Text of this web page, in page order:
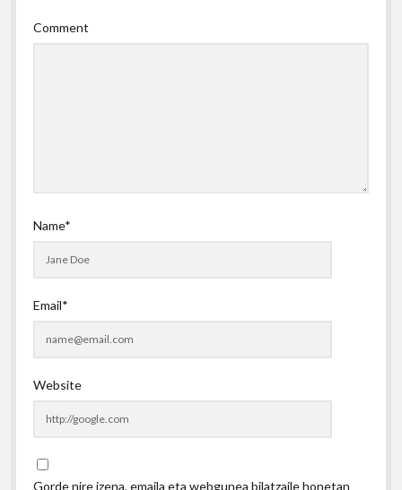
Comment
Name*
Email*
Website
Gorde nire izena, emaila eta webgunea bilatzaile honetan